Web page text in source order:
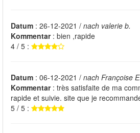
Datum : 26-12-2021 / nach valerie b.
Kommentar: bien ,rapide
4 / 5 :
Datum : 06-12-2021 / nach Françoise E.
Kommentar: très satisfaite de ma
rapide et suivie. site que je
5 / 5 :